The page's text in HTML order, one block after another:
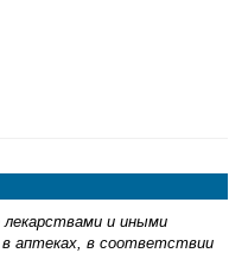
и иными
аптеках, в соответствии